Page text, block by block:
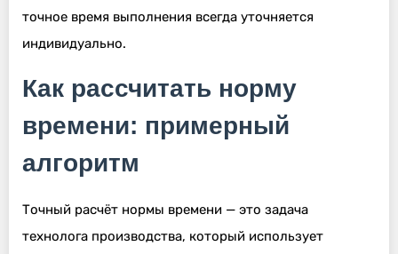
точное время выполнения всегда уточняется
индивидуально.
Как рассчитать норму
времени: примерный
алгоритм
Точный расчёт нормы времени — это задача
технолога производства, который использует